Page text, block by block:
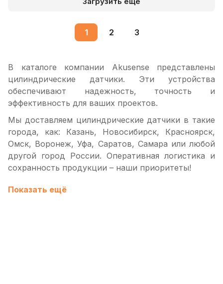
1 2 3
В каталоге компании Akusense представлены
цилиндрические датчики. Эти устройства
обеспечивают надежность, точность и
эффективность для ваших проектов.
Мы доставляем цилиндрические датчики в такие
города, как: Казань, Новосибирск, Красноярск,
Омск, Воронеж, Уфа, Саратов, Самара или любой
другой город России. Оперативная логистика и
сохранность продукции – наши приоритеты!